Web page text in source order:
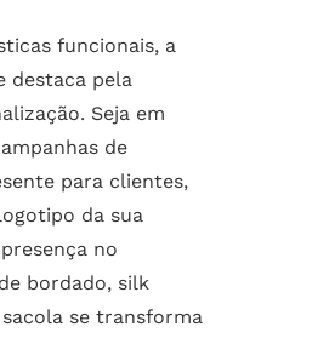
funcionais, a
destaca pela
Seja em
de
para clientes,
da sua
no
bordado, silk
se transforma